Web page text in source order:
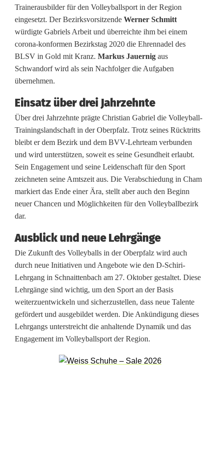
l
B
e
z
i
r
k
s
l
e
h
r
w
a
r
t
v
e
Trainerausbilder für den Volleyballsport in der Region
eingesetzt. Der Bezirksvorsitzende Werner Schmitt
würdigte Gabriels Arbeit und überreichte ihm bei einem
corona-konformen Bezirkstag 2020 die Ehrennadel des
BLSV in Gold mit Kranz. Markus Jauernig aus
Schwandorf wird als sein Nachfolger die Aufgaben
übernehmen.
Einsatz über drei Jahrzehnte
Über drei Jahrzehnte prägte Christian Gabriel die Volleyball-
Trainingslandschaft in der Oberpfalz. Trotz seines Rücktritts
bleibt er dem Bezirk und dem BVV-Lehrteam verbunden
und wird unterstützen, soweit es seine Gesundheit erlaubt.
Sein Engagement und seine Leidenschaft für den Sport
zeichneten seine Amtszeit aus. Die Verabschiedung in Cham
markiert das Ende einer Ära, stellt aber auch den Beginn
neuer Chancen und Möglichkeiten für den Volleyballbezirk
dar.
Ausblick und neue Lehrgänge
Die Zukunft des Volleyballs in der Oberpfalz wird auch
durch neue Initiativen und Angebote wie den D-Schiri-
Lehrgang in Schnaittenbach am 27. Oktober gestaltet. Diese
Lehrgänge sind wichtig, um den Sport an der Basis
weiterzuentwickeln und sicherzustellen, dass neue Talente
gefördert und ausgebildet werden. Die Ankündigung dieses
Lehrgangs unterstreicht die anhaltende Dynamik und das
Engagement im Volleyballsport der Region.